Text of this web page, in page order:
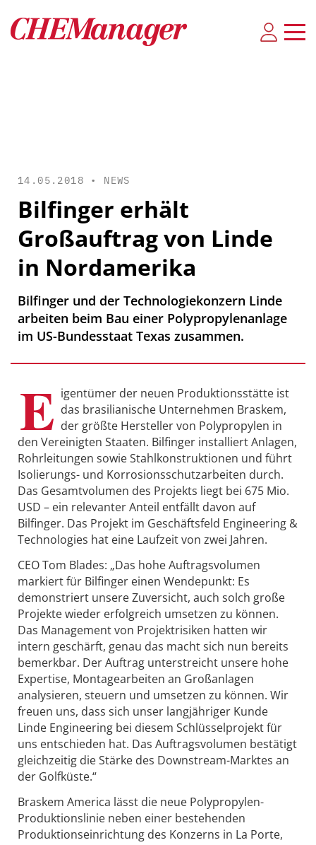
14.05.2018 • NEWS
Bilfinger erhält
Großauftrag von Linde
in Nordamerika
Bilfinger und der Technologiekonzern Linde
arbeiten beim Bau einer Polypropylenanlage
im US-Bundesstaat Texas zusammen.
E igentümer der neuen Produktionsstätte ist
das brasilianische Unternehmen Braskem,
der größte Hersteller von Polypropylen in
den Vereinigten Staaten. Bilfinger installiert Anlagen,
Rohrleitungen sowie Stahlkonstruktionen und führt
Isolierungs- und Korrosionsschutzarbeiten durch.
Das Gesamtvolumen des Projekts liegt bei 675 Mio.
USD – ein relevanter Anteil entfällt davon auf
Bilfinger. Das Projekt im Geschäftsfeld Engineering &
Technologies hat eine Laufzeit von zwei Jahren.
CEO Tom Blades: „Das hohe Auftragsvolumen
markiert für Bilfinger einen Wendepunkt: Es
demonstriert unsere Zuversicht, auch solch große
Projekte wieder erfolgreich umsetzen zu können.
Das Management von Projektrisiken hatten wir
intern geschärft, genau das macht sich nun bereits
bemerkbar. Der Auftrag unterstreicht unsere hohe
Expertise, Montagearbeiten an Großanlagen
analysieren, steuern und umsetzen zu können. Wir
freuen uns, dass sich unser langjähriger Kunde
Linde Engineering bei diesem Schlüsselprojekt für
uns entschieden hat. Das Auftragsvolumen bestätigt
gleichzeitig die Stärke des Downstream-Marktes an
der Golfküste.“
Braskem America lässt die neue Polypropylen-
Produktionslinie neben einer bestehenden
Produktionseinrichtung des Konzerns in La Porte,